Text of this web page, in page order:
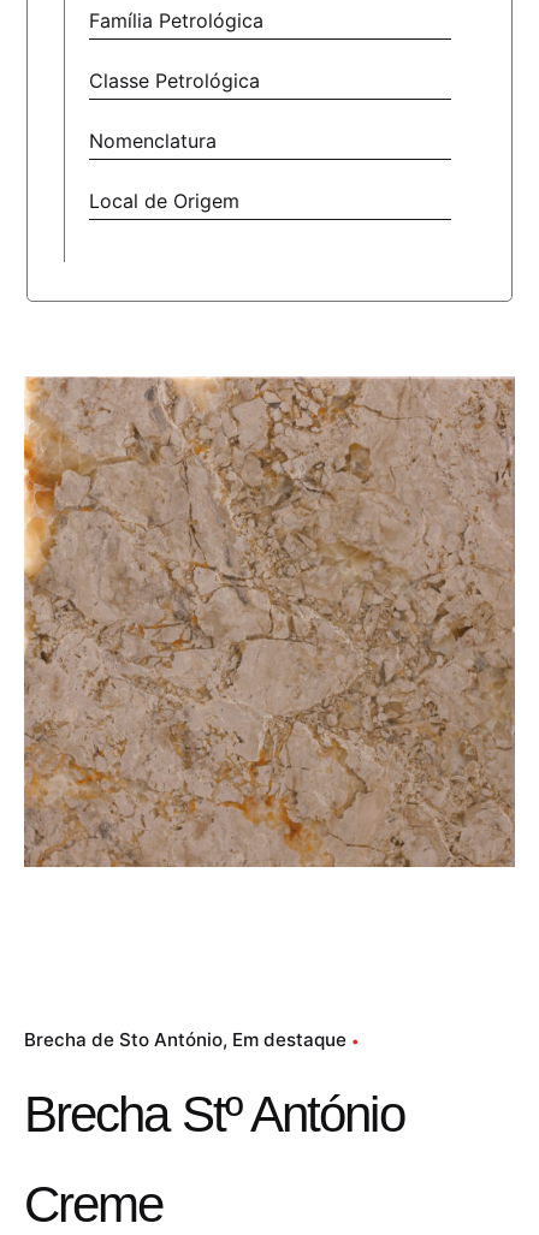
Família Petrológica
Classe Petrológica
Nomenclatura
Local de Origem
Brecha de Sto António Em destaque
Brecha Stº António
Creme